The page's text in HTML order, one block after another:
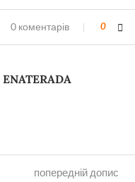
0 коментарів 0
ENATERADA
попередній допис